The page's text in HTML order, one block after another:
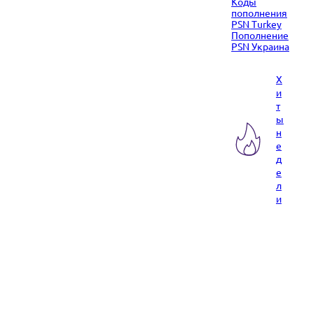
пополнения
PSN Turkey
Пополнение
PSN Украина
Х
и
т
ы
н
е
д
е
л
и